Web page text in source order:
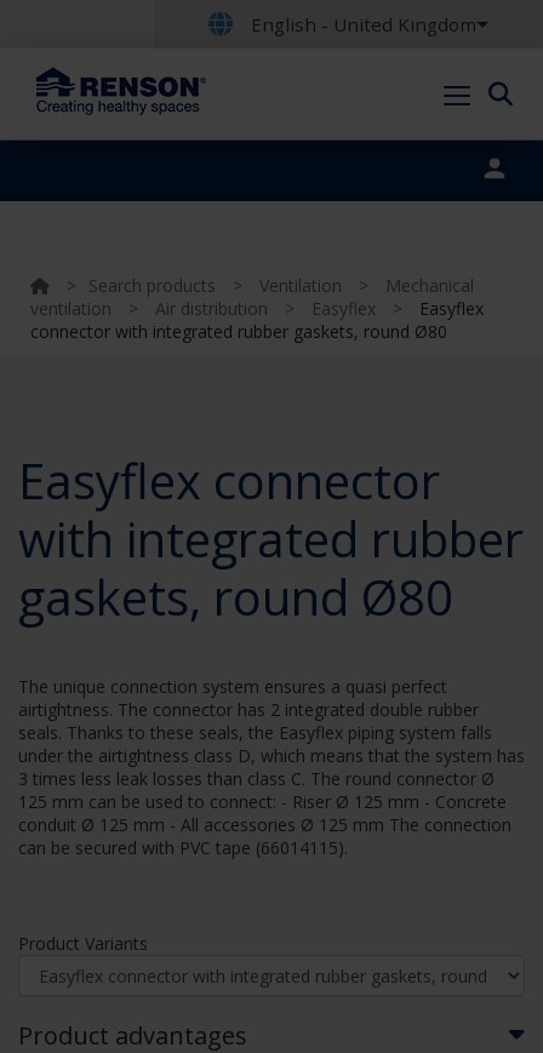
English - United Kingdom
> Search products > Ventilation >
Mechanical
ventilation
> Air distribution > Easyflex >
Easyflex
connector with integrated rubber gaskets, round Ø80
Easyflex connector
with integrated rubber
gaskets, round Ø80
The unique connection system ensures a quasi perfect
airtightness. The connector has 2 integrated double rubber
seals. Thanks to these seals, the Easyflex piping system falls
under the airtightness class D, which means that the system has
3 times less leak losses than class C. The round connector Ø
125 mm can be used to connect: - Riser Ø 125 mm - Concrete
conduit Ø 125 mm - All accessories Ø 125 mm The connection
can be secured with PVC tape (66014115).
Product Variants
Product advantages